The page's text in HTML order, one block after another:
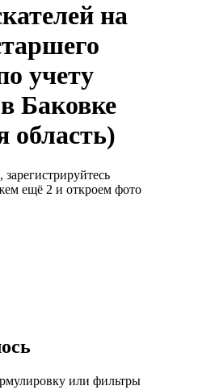
на
учету
Баковке
область)
ещё 2 и откроем фото
или фильтры